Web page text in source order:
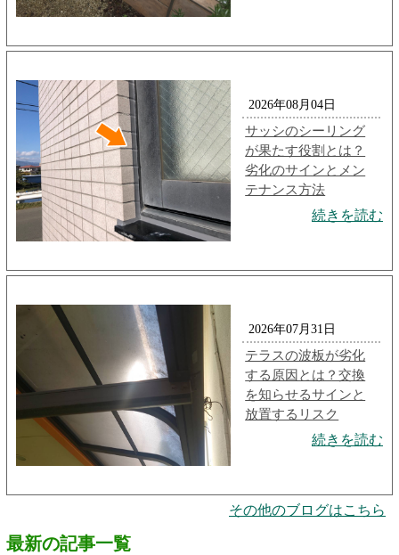
2026年08月04日
サッシのシーリング
が果たす役割とは？
劣化のサインとメン
テナンス方法
続きを読む
2026年07月31日
テラスの波板が劣化
する原因とは？交換
を知らせるサインと
放置するリスク
続きを読む
その他のブログはこちら
最新の記事一覧